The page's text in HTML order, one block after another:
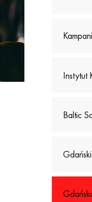
Instytut
Baltic